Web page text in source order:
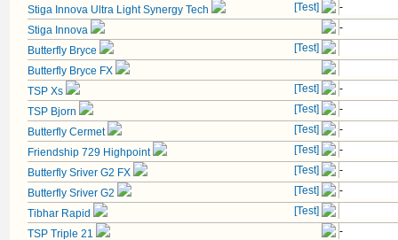
Stiga Innova Ultra Light Synergy Tech
-
[Test]
Stiga Innova
-
Butterfly Bryce
[Test]
Butterfly Bryce FX
TSP Xs
-
[Test]
TSP Bjorn
-
[Test]
Butterfly Cermet
-
[Test]
Friendship 729 Highpoint
-
[Test]
Butterfly Sriver G2 FX
-
[Test]
Butterfly Sriver G2
-
[Test]
Tibhar Rapid
[Test]
TSP Triple 21
-